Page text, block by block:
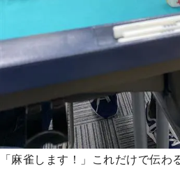
「麻雀します！」これだけで伝わ